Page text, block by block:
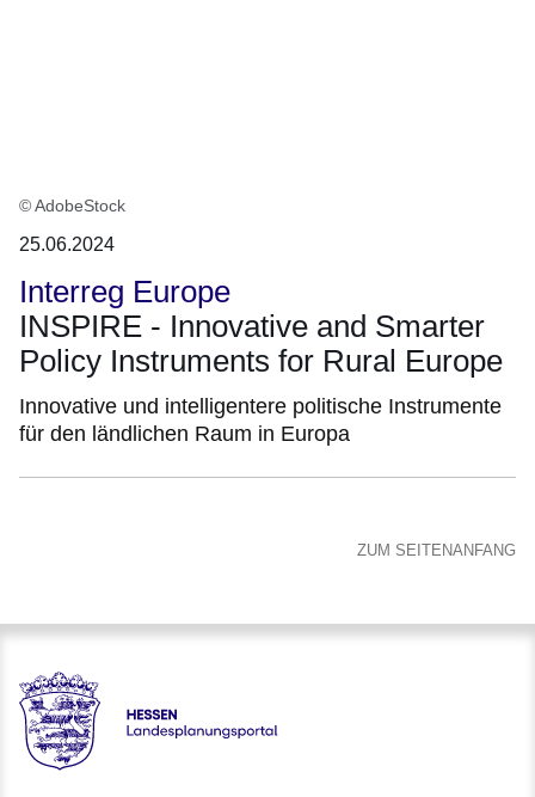
© AdobeStock
25.06.2024
Interreg Europe
INSPIRE - Innovative and Smarter
Policy Instruments for Rural Europe
Innovative und intelligentere politische Instrumente
für den ländlichen Raum in Europa
ZUM SEITENANFANG
Hessen - Landesplanungsportal